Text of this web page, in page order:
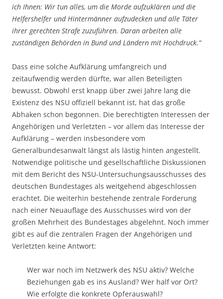
ich Ihnen: Wir tun alles, um die Morde aufzuklären und die
Helfershelfer und Hintermänner aufzudecken und alle Täter
ihrer gerechten Strafe zuzuführen. Daran arbeiten alle
zuständigen Behörden in Bund und Ländern mit Hochdruck.“
Dass eine solche Aufklärung umfangreich und
zeitaufwendig werden dürfte, war allen Beteiligten
bewusst. Obwohl erst knapp über zwei Jahre lang die
Existenz des NSU offiziell bekannt ist, hat das große
Abhaken schon begonnen. Die berechtigten Interessen der
Angehörigen und Verletzten – vor allem das Interesse der
Aufklärung – werden insbesondere vom
Generalbundesanwalt längst als lästig hinten angestellt.
Notwendige politische und gesellschaftliche Diskussionen
mit dem Bericht des NSU-Untersuchungsausschusses des
deutschen Bundestages als weitgehend abgeschlossen
erachtet. Die weiterhin bestehende zentrale Forderung
nach einer Neuauflage des Ausschusses wird von der
großen Mehrheit des Bundestages abgelehnt. Noch immer
gibt es auf die zentralen Fragen der Angehörigen und
Verletzten keine Antwort:
Wer war noch im Netzwerk des NSU aktiv? Welche
Beziehungen gab es ins Ausland? Wer half vor Ort?
Wie erfolgte die konkrete Opferauswahl?